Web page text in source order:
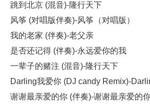
跳到北京 (混音)-隆行天下
风筝 (对唱版伴奏)-风筝（对唱版）
我的老家 (伴奏)-老父亲
是否还记得 (伴奏)-永远爱你的我
一辈子的赌注 (混音)-隆行天下
Darling我爱你 (DJ candy Remix)-
谢谢最亲爱的你 (伴奏)-谢谢最亲爱的